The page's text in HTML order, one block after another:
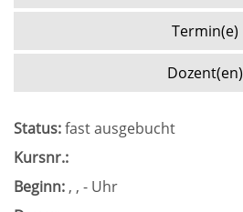
Termin(e)
Dozent(en)
Status:fast ausgebucht
Kursnr.:
Beginn: , , - Uhr